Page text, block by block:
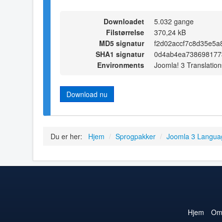
Downloadet
5.032 gange
Filstørrelse
370,24 kB
MD5 signatur
SHA1 signatur
Environments
Joomla! 3
Download nu
Du er her: Hjem / Sprogpakker / Joomla 3
Hjem Om